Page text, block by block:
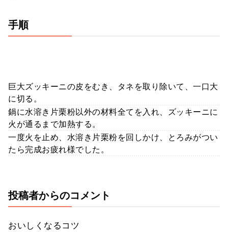
手順
巨大ズッキーニの皮をむき、タネを取り除いて、一口大
に切る。
鍋に水溶き片栗粉以外の材料全てを入れ、ズッキーニに
火が通るまで加熱する。
一度火を止め、水溶き片栗粉を回しかけ、とろみがつい
たら完成お疲れ様でした。
投稿者からのコメント
おいしくなるコツ